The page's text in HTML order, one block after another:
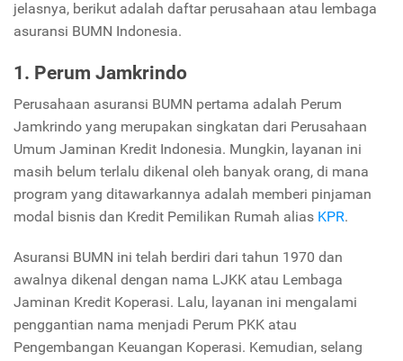
jelasnya, berikut adalah daftar perusahaan atau lembaga
asuransi BUMN Indonesia.
1. Perum Jamkrindo
Perusahaan asuransi BUMN pertama adalah Perum
Jamkrindo yang merupakan singkatan dari Perusahaan
Umum Jaminan Kredit Indonesia. Mungkin, layanan ini
masih belum terlalu dikenal oleh banyak orang, di mana
program yang ditawarkannya adalah memberi pinjaman
modal bisnis dan Kredit Pemilikan Rumah alias KPR.
Asuransi BUMN ini telah berdiri dari tahun 1970 dan
awalnya dikenal dengan nama LJKK atau Lembaga
Jaminan Kredit Koperasi. Lalu, layanan ini mengalami
penggantian nama menjadi Perum PKK atau
Pengembangan Keuangan Koperasi. Kemudian, selang